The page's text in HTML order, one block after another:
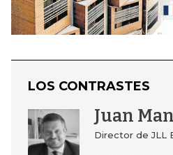
LOS CONTRASTES
Juan
Director de JLL